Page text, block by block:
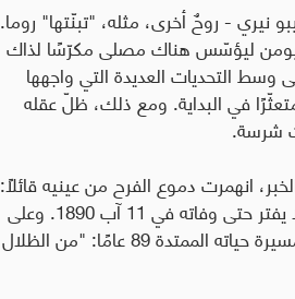
- روحٌ أخرى، مثله، "تبنّتها" روما.
نيومن ليؤسّس هناك مصلى مكرّسًا لذاك
التحديات العديدة التي واجهها
في البداية. ومع ذلك، ظلّ عقله
شرسة.
الخبر، انهمرت دموع الفرح من عينيه قائلاً:
"لقد انقشع الغمام إلى الأبد." واستمرّ في خدمته الرسولية بزخمٍ لا يفتر حتى وفاته في 11 آب 1890. وعلى
الممتدة 89 عامًا : "من الظلال